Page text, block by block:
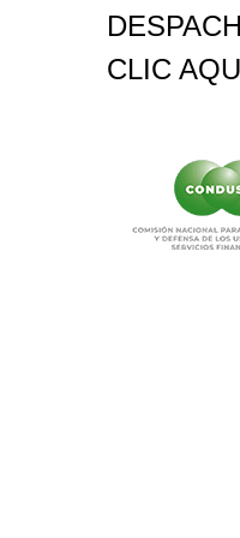
CLIC